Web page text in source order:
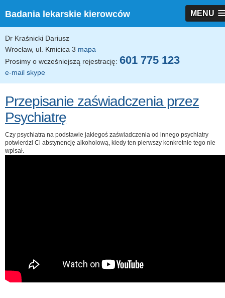
Badania lekarskie kierowców MENU
Dr Kraśnicki Dariusz
Wrocław, ul. Kmicica 3 mapa
Prosimy o wcześniejszą rejestrację: 601 775 123
e-mail skype
Przepisanie zaświadczenia przez
Psychiatrę
Czy psychiatra na podstawie jakiegoś zaświadczenia od innego psychiatry
potwierdzi Ci abstynencję alkoholową, kiedy ten pierwszy konkretnie tego nie
wpisał.